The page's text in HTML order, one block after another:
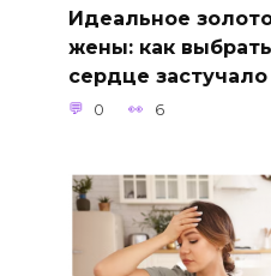
Идеальное
жены: как
сердце
0 6